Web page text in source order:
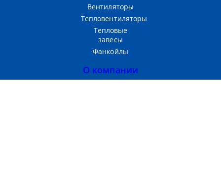
Вентиляторы
Тепловентиляторы
Тепловые
завесы
Фанкойлы
О компании